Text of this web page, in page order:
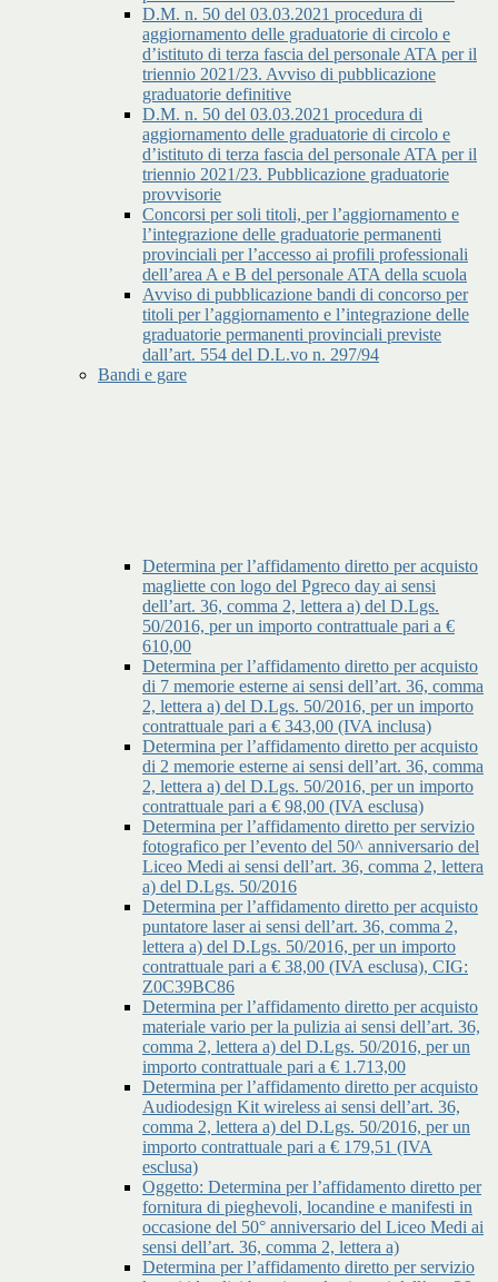
D.M. n. 50 del 03.03.2021 procedura di
aggiornamento delle graduatorie di circolo e
d’istituto di terza fascia del personale ATA per il
triennio 2021/23. Avviso di pubblicazione
graduatorie definitive
D.M. n. 50 del 03.03.2021 procedura di
aggiornamento delle graduatorie di circolo e
d’istituto di terza fascia del personale ATA per il
triennio 2021/23. Pubblicazione graduatorie
provvisorie
Concorsi per soli titoli, per l’aggiornamento e
l’integrazione delle graduatorie permanenti
provinciali per l’accesso ai profili professionali
dell’area A e B del personale ATA della scuola
Avviso di pubblicazione bandi di concorso per
titoli per l’aggiornamento e l’integrazione delle
graduatorie permanenti provinciali previste
dall’art. 554 del D.L.vo n. 297/94
Bandi e gare
Determina per l’affidamento diretto per acquisto
magliette con logo del Pgreco day ai sensi
dell’art. 36, comma 2, lettera a) del D.Lgs.
50/2016, per un importo contrattuale pari a €
610,00
Determina per l’affidamento diretto per acquisto
di 7 memorie esterne ai sensi dell’art. 36, comma
2, lettera a) del D.Lgs. 50/2016, per un importo
contrattuale pari a € 343,00 (IVA inclusa)
Determina per l’affidamento diretto per acquisto
di 2 memorie esterne ai sensi dell’art. 36, comma
2, lettera a) del D.Lgs. 50/2016, per un importo
contrattuale pari a € 98,00 (IVA esclusa)
Determina per l’affidamento diretto per servizio
fotografico per l’evento del 50^ anniversario del
Liceo Medi ai sensi dell’art. 36, comma 2, lettera
a) del D.Lgs. 50/2016
Determina per l’affidamento diretto per acquisto
puntatore laser ai sensi dell’art. 36, comma 2,
lettera a) del D.Lgs. 50/2016, per un importo
contrattuale pari a € 38,00 (IVA esclusa), CIG:
Z0C39BC86
Determina per l’affidamento diretto per acquisto
materiale vario per la pulizia ai sensi dell’art. 36,
comma 2, lettera a) del D.Lgs. 50/2016, per un
importo contrattuale pari a € 1.713,00
Determina per l’affidamento diretto per acquisto
Audiodesign Kit wireless ai sensi dell’art. 36,
comma 2, lettera a) del D.Lgs. 50/2016, per un
importo contrattuale pari a € 179,51 (IVA
esclusa)
Oggetto: Determina per l’affidamento diretto per
fornitura di pieghevoli, locandine e manifesti in
occasione del 50° anniversario del Liceo Medi ai
sensi dell’art. 36, comma 2, lettera a)
Determina per l’affidamento diretto per servizio